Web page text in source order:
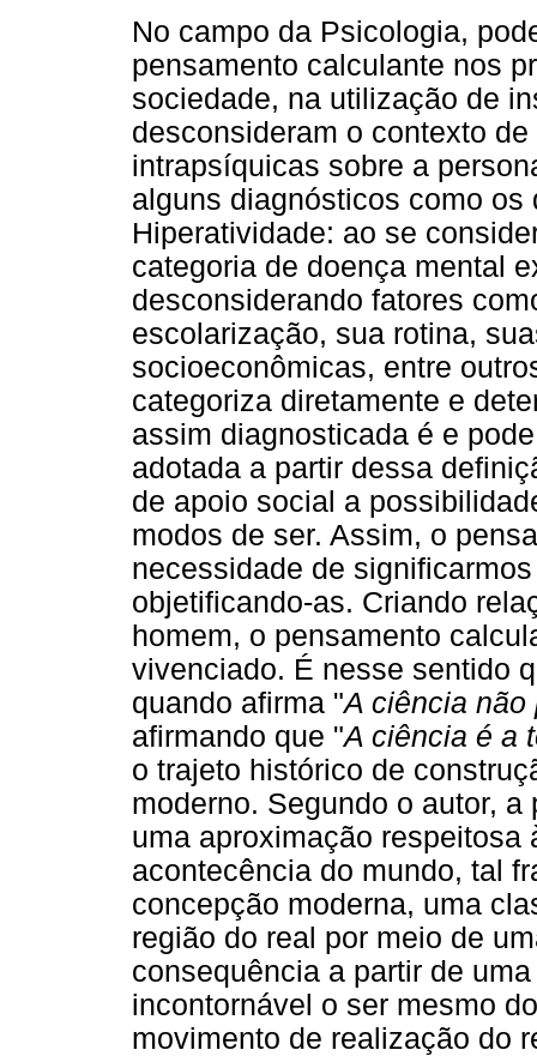
No campo da Psicologia,
pensamento calculante nos
sociedade, na utilização de
desconsideram o contexto
intrapsíquicas sobre a
alguns diagnósticos como os
Hiperatividade: ao se
categoria de doença mental
desconsiderando fatores
escolarização, sua rotina,
socioeconômicas, entre
categoriza diretamente e
assim diagnosticada é e
adotada a partir dessa
de apoio social a
modos de ser. Assim, o
necessidade de
objetificando-as. Criando
homem, o pensamento
vivenciado. É nesse sentido
quando afirma "A ciência não
afirmando que "A ciência é a
o trajeto histórico de
moderno. Segundo o autor,
uma aproximação respeitosa
acontecência do mundo, tal
concepção moderna, uma
região do real por meio de
consequência a partir de
incontornável o ser mesmo
movimento de realização do